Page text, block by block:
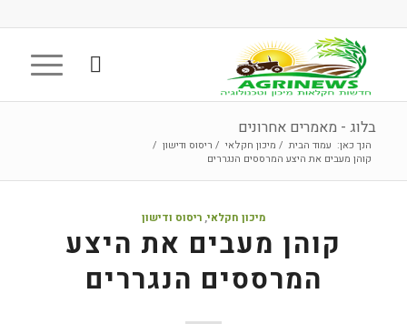
בלוג - מאמרים אחרונים
הנך כאן: עמוד הבית / מיכון חקלאי / ריסוס ודישון /
קוהן מעבים את היצע המרססים הנגררים
מיכון חקלאי, ריסוס ודישון
קוהן מעבים את היצע
המרססים הנגררים